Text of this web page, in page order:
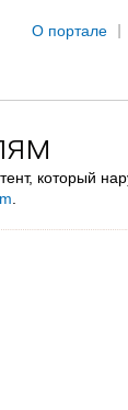
О портале
который